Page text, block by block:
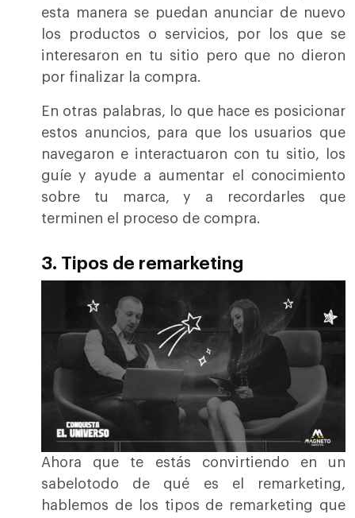
esta manera se puedan anunciar de nuevo
los productos o servicios, por los que se
interesaron en tu sitio pero que no dieron
por finalizar la compra.
En otras palabras, lo que hace es posicionar
estos anuncios, para que los usuarios que
navegaron e interactuaron con tu sitio, los
guíe y ayude a aumentar el conocimiento
sobre tu marca, y a recordarles que
terminen el proceso de compra.
3. Tipos de remarketing
Ahora que te estás convirtiendo en un
sabelotodo de qué es el remarketing,
hablemos de los tipos de remarketing que